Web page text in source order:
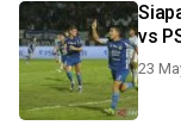
vs
23